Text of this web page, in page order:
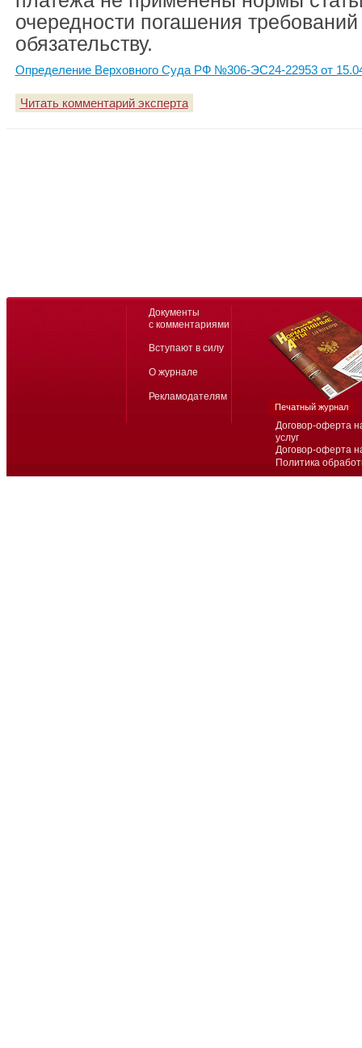
очередности погашения
обязательству.
Определение Верховного Суда РФ №306-ЭС24-22953 от
Читать комментарий эксперта
Договор-оферта
услуг
Договор-оферта
Политика
Документы
с комментариями
Вступают в силу
О журнале
Рекламодателям
Печатный журнал